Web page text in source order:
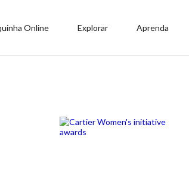
Online Explorar Aprenda